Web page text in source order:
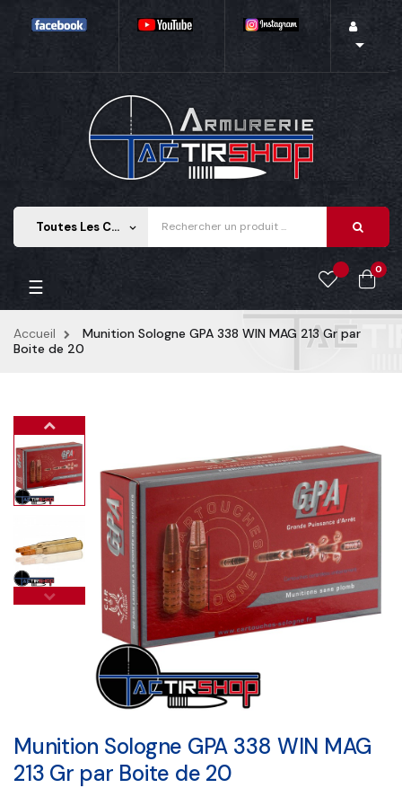

Toutes Les Catégories keyboard_arrow_down
0
Basculer
la
☰
Accueil
Munition Sologne GPA 338 WIN MAG 213 Gr par
Boite de 20
Munition Sologne GPA 338 WIN MAG
213 Gr par Boite de 20